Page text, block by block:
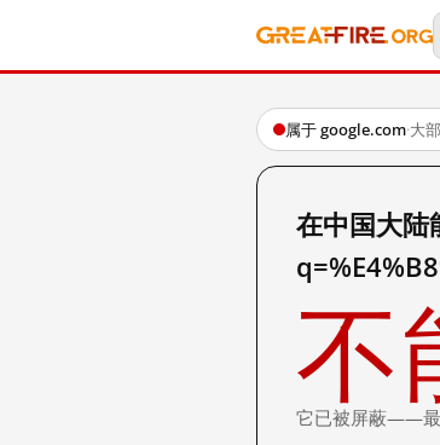
属于 google.com·大
在中国大
不
它已被屏蔽——最